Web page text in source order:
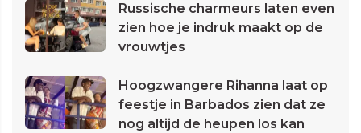
Russische charmeurs laten even
zien hoe je indruk maakt op de
vrouwtjes
Hoogzwangere Rihanna laat op
feestje in Barbados zien dat ze
nog altijd de heupen los kan